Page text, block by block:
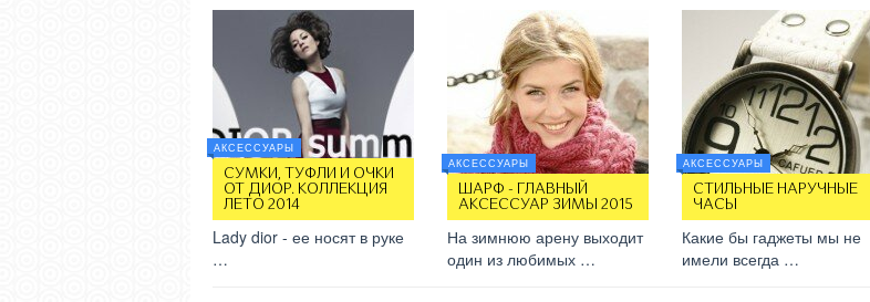
АКСЕССУАРЫ
СУМКИ, ТУФЛИ И ОЧКИ
ОТ ДИОР. КОЛЛЕКЦИЯ
ЛЕТО 2014
Lady dior - ее носят в руке
…
АКСЕССУАРЫ
ШАРФ - ГЛАВНЫЙ
АКСЕССУАР ЗИМЫ 2015
На зимнюю арену выходит
один из любимых …
АКСЕССУАРЫ
СТИЛЬНЫЕ НАРУЧНЫЕ
ЧАСЫ
Какие бы гаджеты мы не
имели всегда …